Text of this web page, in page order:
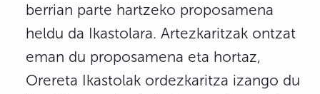
berrian parte hartzeko proposamena
heldu da Ikastolara. Artezkaritzak ontzat
eman du proposamena eta hortaz,
Orereta Ikastolak ordezkaritza izango du